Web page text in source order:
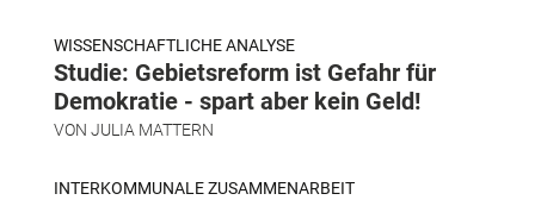
WISSENSCHAFTLICHE ANALYSE
Studie: Gebietsreform ist Gefahr für
Demokratie - spart aber kein Geld!
VON JULIA MATTERN
INTERKOMMUNALE ZUSAMMENARBEIT